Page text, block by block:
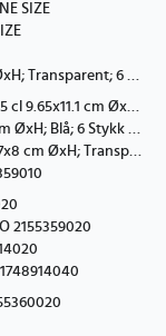
SIZE
Duralex Drikkeglass Picardie; 20 cl 8.1x8.4 cm ØxH; Transparent; 6 Stykk / Forpakning
koziol Vinglass Superglas No. 24 uten stett; 48.5 cl 9.65x11.1 cm ØxH; Transparent; 2 Stykk / Forpakning
Arcoroc Whiskyglass Broadway; 30 cl 8.3x9.1 cm ØxH; Blå; 6 Stykk / Forpakning
Duralex Drikkeglass Gigogne stabelbar; 22 cl 7.7x8 cm ØxH; Transparent; 4 Stykk / Forpakning
2155359020